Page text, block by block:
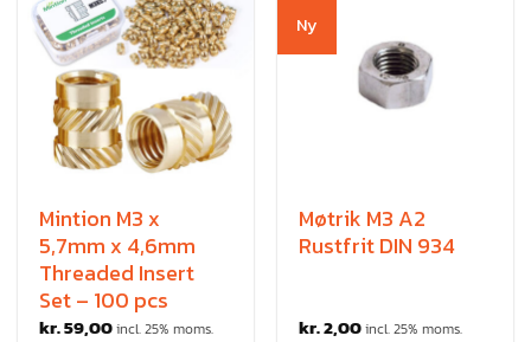
Mintion M3 x
5,7mm x 4,6mm
Threaded Insert
Set – 100 pcs
kr.59,00incl. 25% moms.
Ny
Møtrik M3 A2
Rustfrit DIN 934
kr.2,00incl. 25% moms.